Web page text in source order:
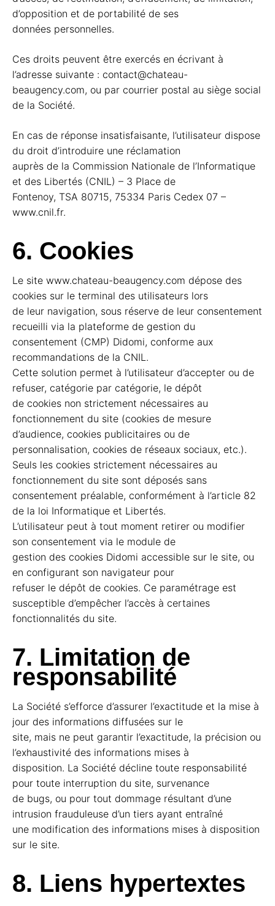
d’opposition et de portabilité de ses
données personnelles.
Ces droits peuvent être exercés en écrivant à
l’adresse suivante : contact@chateau-
beaugency.com, ou par courrier postal au siège social
de la Société.
En cas de réponse insatisfaisante, l’utilisateur dispose
du droit d’introduire une réclamation
auprès de la Commission Nationale de l’Informatique
et des Libertés (CNIL) – 3 Place de
Fontenoy, TSA 80715, 75334 Paris Cedex 07 –
www.cnil.fr.
6. Cookies
Le site www.chateau-beaugency.com dépose des
cookies sur le terminal des utilisateurs lors
de leur navigation, sous réserve de leur consentement
recueilli via la plateforme de gestion du
consentement (CMP) Didomi, conforme aux
recommandations de la CNIL.
Cette solution permet à l’utilisateur d’accepter ou de
refuser, catégorie par catégorie, le dépôt
de cookies non strictement nécessaires au
fonctionnement du site (cookies de mesure
d’audience, cookies publicitaires ou de
personnalisation, cookies de réseaux sociaux, etc.).
Seuls les cookies strictement nécessaires au
fonctionnement du site sont déposés sans
consentement préalable, conformément à l’article 82
de la loi Informatique et Libertés.
L’utilisateur peut à tout moment retirer ou modifier
son consentement via le module de
gestion des cookies Didomi accessible sur le site, ou
en configurant son navigateur pour
refuser le dépôt de cookies. Ce paramétrage est
susceptible d’empêcher l’accès à certaines
fonctionnalités du site.
7. Limitation de
responsabilité
La Société s’efforce d’assurer l’exactitude et la mise à
jour des informations diffusées sur le
site, mais ne peut garantir l’exactitude, la précision ou
l’exhaustivité des informations mises à
disposition. La Société décline toute responsabilité
pour toute interruption du site, survenance
de bugs, ou pour tout dommage résultant d’une
intrusion frauduleuse d’un tiers ayant entraîné
une modification des informations mises à disposition
sur le site.
8. Liens hypertextes